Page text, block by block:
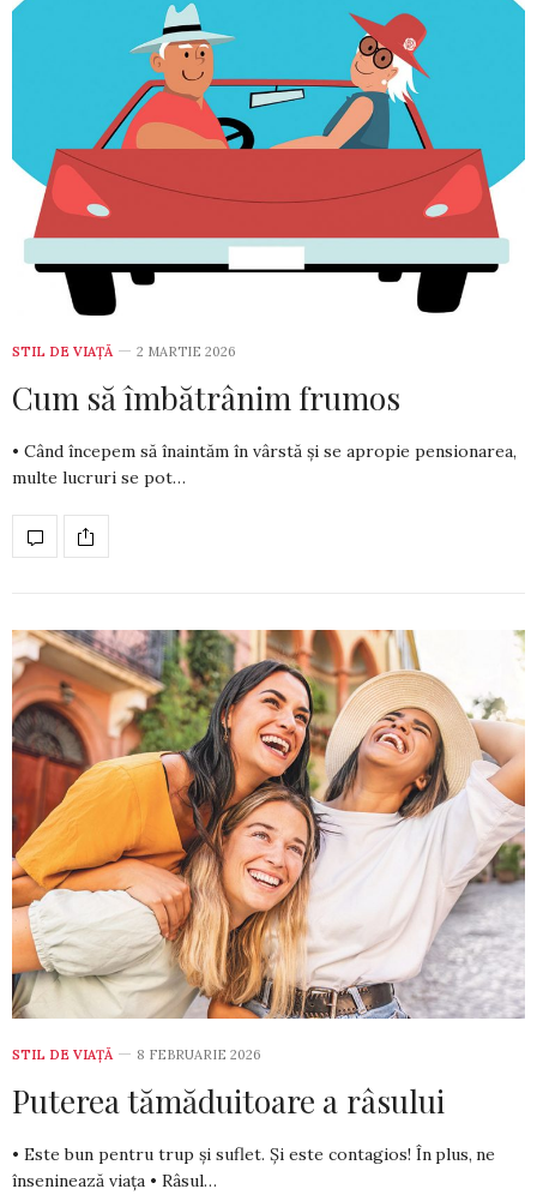
STIL DE VIA­ŢĂ 2 MARTIE 2026
Cum să îmbătrânim frumos­
• Când începem să înaintăm în vârstă și se apropie pensionarea,
multe lucruri se pot…
STIL DE VIA­ŢĂ 8 FEBRUARIE 2026
Puterea tămăduitoare a râsului
• Este bun pentru trup și suflet. Și este contagios! În plus, ne
înseninează viața • Râsul…